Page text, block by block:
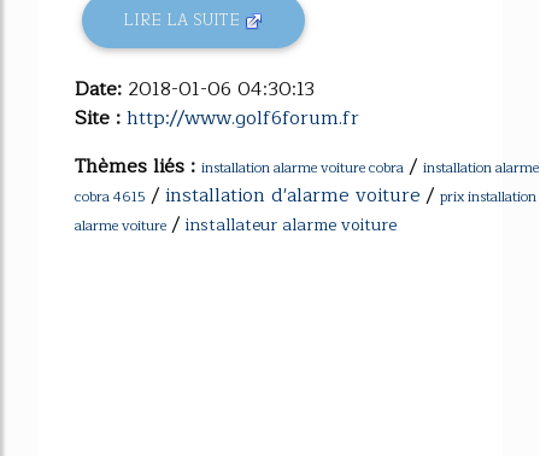
LIRE LA SUITE
Date: 2018-01-06 04:30:13
Site :http://www.golf6forum.fr
Thèmes liés : installation alarme voiture cobra / installation alarme
cobra 4615 /installation d'alarme voiture/ prix installation
alarme voiture / installateur alarme voiture